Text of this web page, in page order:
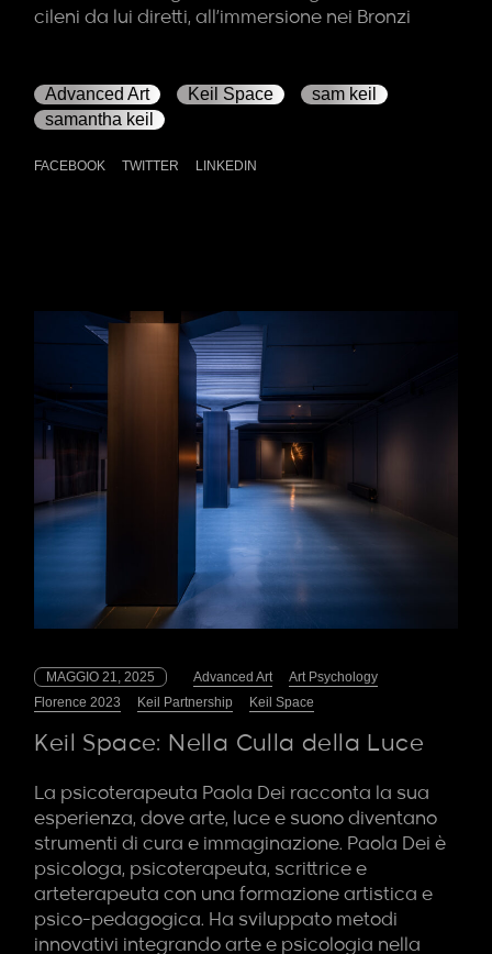
cileni da lui diretti, all’immersione nei Bronzi
Advanced Art Keil Space
sam keil
samantha keil
FACEBOOK TWITTER LINKEDIN
MAGGIO 21, 2025 Advanced Art
Art Psychology
Florence 2023
Keil Partnership Keil Space
Keil Space: Nella Culla della Luce
La psicoterapeuta Paola Dei racconta la sua
esperienza, dove arte, luce e suono diventano
strumenti di cura e immaginazione. Paola Dei è
psicologa, psicoterapeuta, scrittrice e
arteterapeuta con una formazione artistica e
psico-pedagogica. Ha sviluppato metodi
innovativi integrando arte e psicologia nella